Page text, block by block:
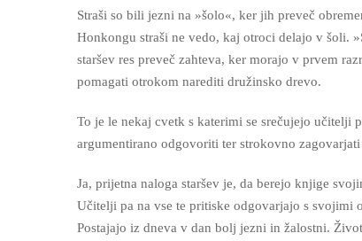
Straši so bili jezni na »šolo«, ker jih preveč
Honkongu straši ne vedo, kaj otroci delajo v šoli.
staršev res preveč zahteva, ker morajo v prvem
pomagati otrokom narediti družinsko drevo.
To je le nekaj cvetk s katerimi se srečujejo
argumentirano odgovoriti ter strokovno zagovarjati
Ja, prijetna naloga staršev je, da berejo knjige
Učitelji pa na vse te pritiske odgovarjajo s svojimi
Postajajo iz dneva v dan bolj jezni in žalostni.